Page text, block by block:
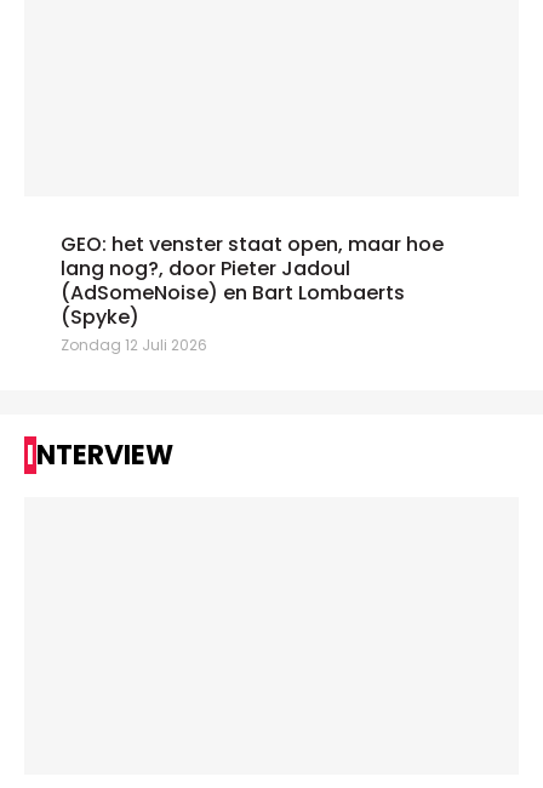
GEO: het venster staat open, maar hoe
lang nog?, door Pieter Jadoul
(AdSomeNoise) en Bart Lombaerts
(Spyke)
Zondag 12 Juli 2026
INTERVIEW